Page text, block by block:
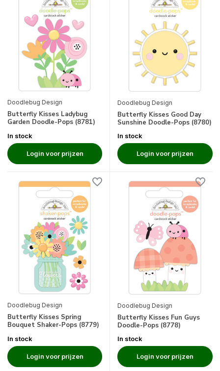
Doodlebug Design
Butterfly Kisses Ladybug
Garden Doodle-Pops (8781)
In stock
Login voor prijzen
Doodlebug Design
Butterfly Kisses Good Day
Sunshine Doodle-Pops (8780)
In stock
Login voor prijzen
Doodlebug Design
Butterfly Kisses Spring
Bouquet Shaker-Pops (8779)
In stock
Login voor prijzen
Doodlebug Design
Butterfly Kisses Fun Guys
Doodle-Pops (8778)
In stock
Login voor prijzen